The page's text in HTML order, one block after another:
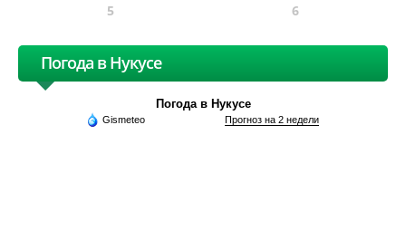
5
6
Погода в Нукусе
Погода в Нукусе
Gismeteo Прогноз на 2 недели